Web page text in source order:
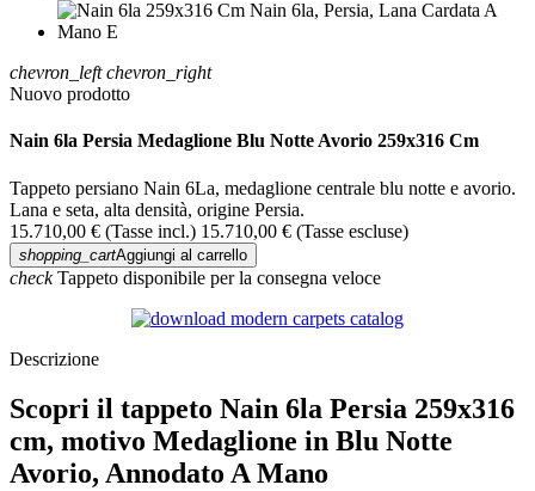
chevron_left chevron_right
Nuovo prodotto
Nain 6la Persia Medaglione Blu Notte Avorio 259x316 Cm
Tappeto persiano Nain 6La, medaglione centrale blu notte e avorio.
Lana e seta, alta densità, origine Persia.
15.710,00 € (Tasse incl.) 15.710,00 € (Tasse escluse)
shopping_cartAggiungi al carrello
checkTappeto disponibile per la consegna veloce
Descrizione
Scopri il tappeto Nain 6la Persia 259x316
cm, motivo Medaglione in Blu Notte
Avorio, Annodato A Mano